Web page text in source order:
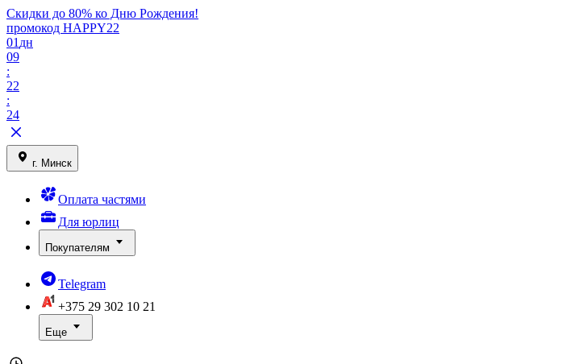
Скидки до 80% ко Дню Рождения!
промокод HAPPY22
01 дн
09
:
22
:
24
г. Минск
Оплата частями
Для юрлиц
Покупателям
Telegram
+375 29 302 10 21
Еще